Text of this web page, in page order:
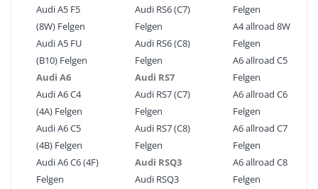
Audi A5 F5
(8W) Felgen
Audi A5 FU
(B10) Felgen
Audi A6
Audi A6 C4
(4A) Felgen
Audi A6 C5
(4B) Felgen
Audi A6 C6 (4F)
Felgen
Audi RS6 (C7)
Felgen
Audi RS6 (C8)
Felgen
Audi RS7
Audi RS7 (C7)
Felgen
Audi RS7 (C8)
Felgen
Audi RSQ3
Audi RSQ3
Felgen
A4 allroad 8W
Felgen
A6 allroad C5
Felgen
A6 allroad C6
Felgen
A6 allroad C7
Felgen
A6 allroad C8
Felgen